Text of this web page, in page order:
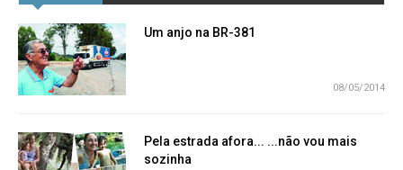
Um anjo na BR-381
08/05/2014
Pela estrada afora... ...não vou mais
sozinha